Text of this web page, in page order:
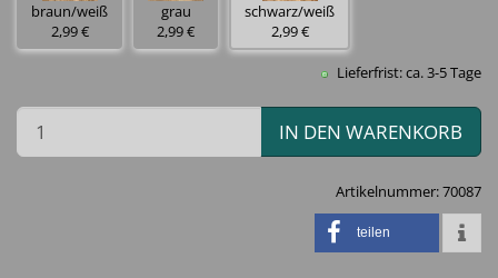
braun/weiß
2,99 €
grau
2,99 €
schwarz/weiß
2,99 €
Lieferfrist: ca. 3-5 Tage
IN DEN WARENKORB
Artikelnummer:70087
teilen